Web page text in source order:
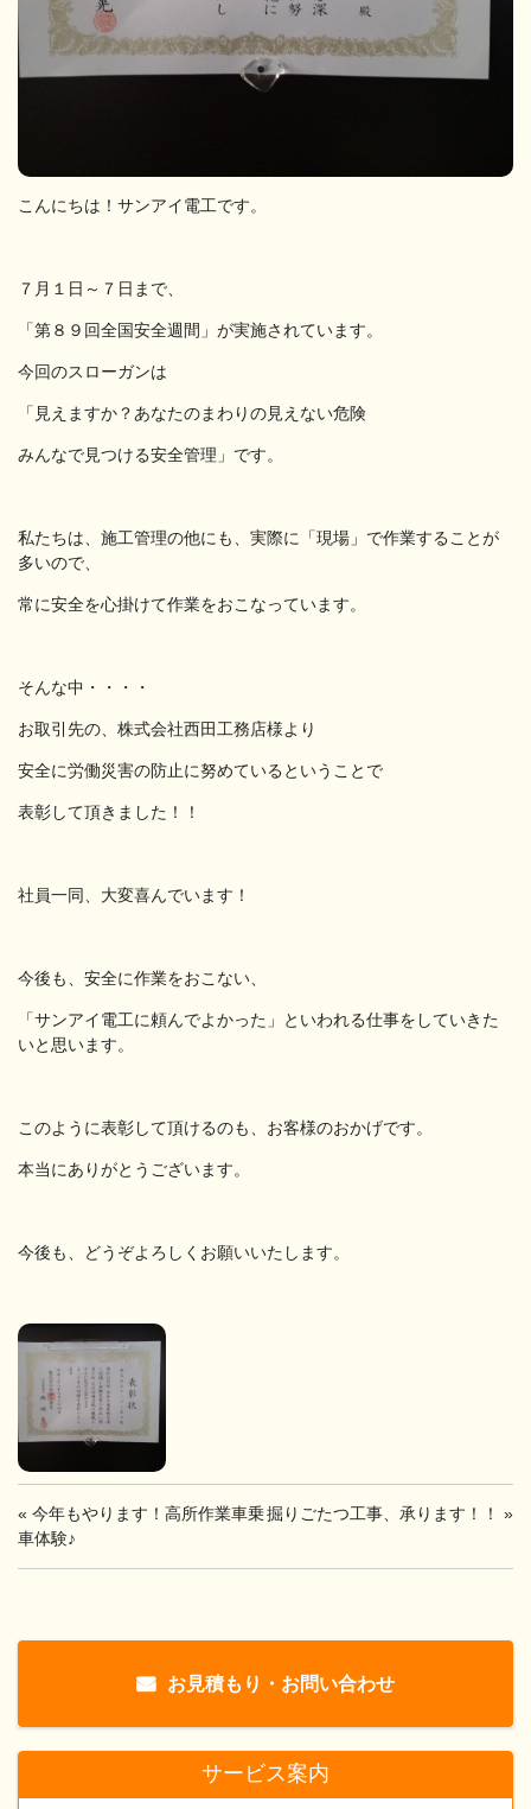
こんにちは！サンアイ電工です。
７月１日～７日まで、
「第８９回全国安全週間」が実施されています。
今回のスローガンは
「見えますか？あなたのまわりの見えない危険
みんなで見つける安全管理」です。
私たちは、施工管理の他にも、実際に「現場」で作業することが
多いので、
常に安全を心掛けて作業をおこなっています。
そんな中・・・・
お取引先の、株式会社西田工務店様より
安全に労働災害の防止に努めているということで
表彰して頂きました！！
社員一同、大変喜んでいます！
今後も、安全に作業をおこない、
「サンアイ電工に頼んでよかった」といわれる仕事をしていきた
いと思います。
このように表彰して頂けるのも、お客様のおかげです。
本当にありがとうございます。
今後も、どうぞよろしくお願いいたします。
« 今年もやります！高所作業車乗
車体験♪
掘りごたつ工事、承ります！！ »
お見積もり・お問い合わせ
サービス案内